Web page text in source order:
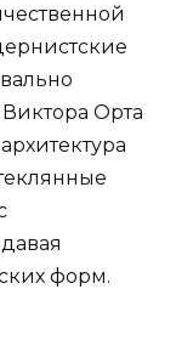
Орта
форм.